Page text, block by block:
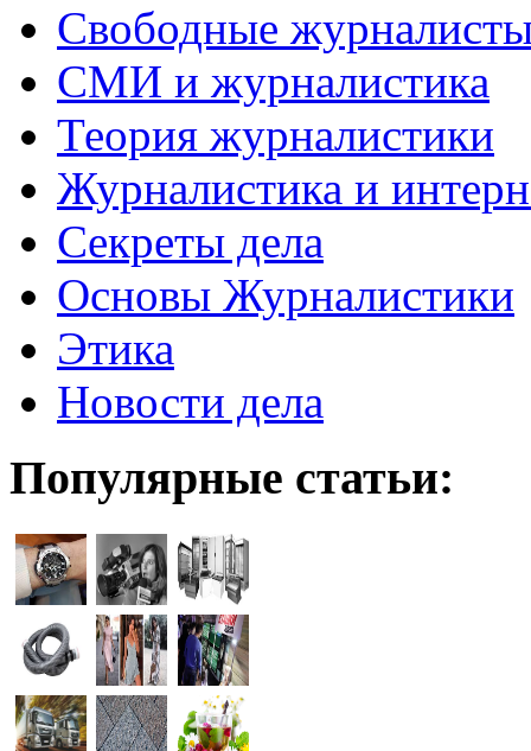
Свободные
СМИ и журналистика
Теория журналистики
Журналистика и
Секреты дела
Основы Журналистики
Этика
Новости дела
Популярные статьи: